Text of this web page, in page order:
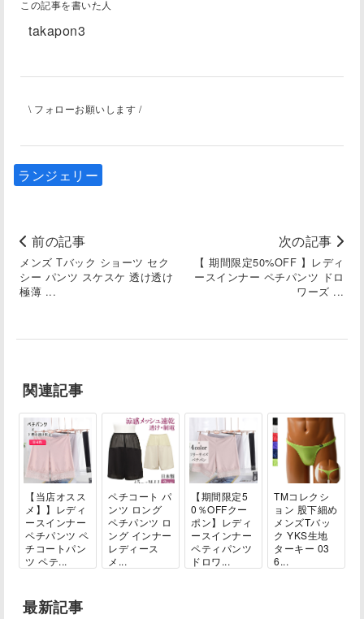
この記事を書いた人
takapon3
\ フォローお願いします /
ランジェリー
前の記事
メンズ Tバック ショーツ セク
シー パンツ スケスケ 透け透け
極薄 ...
次の記事
【 期間限定50%OFF 】レディ
ースインナー ペチパンツ ドロ
ワーズ ...
関連記事
【当店オスス
メ】】レディ
ースインナー
ペチパンツ ペ
チコートパン
ツ ペテ...
ペチコート パ
ンツ ロング
ペチパンツ ロ
ング インナー
レディース
メ...
【期間限定5
0％OFFクー
ポン】レディ
ースインナー
ペティパンツ
ドロワ...
TMコレクシ
ョン 股下細め
メンズTバッ
ク YKS生地
ターキー 03
6...
最新記事